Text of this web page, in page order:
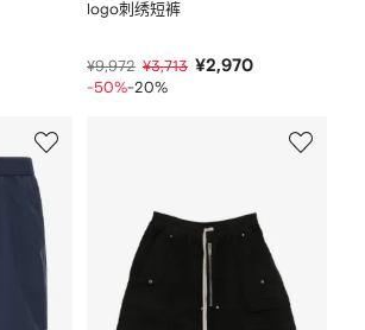
logo刺绣短裤
¥9,972 ¥3,713 ¥2,970
-50%-20%